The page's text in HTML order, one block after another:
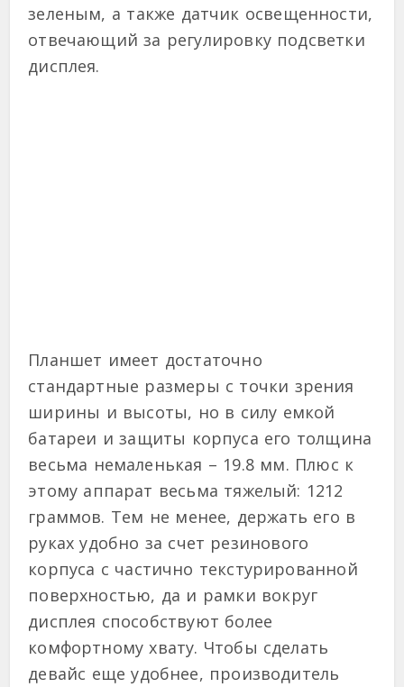
зеленым, а также датчик освещенности,
отвечающий за регулировку подсветки
дисплея.
Планшет имеет достаточно
стандартные размеры с точки зрения
ширины и высоты, но в силу емкой
батареи и защиты корпуса его толщина
весьма немаленькая – 19.8 мм. Плюс к
этому аппарат весьма тяжелый: 1212
граммов. Тем не менее, держать его в
руках удобно за счет резинового
корпуса с частично текстурированной
поверхностью, да и рамки вокруг
дисплея способствуют более
комфортному хвату. Чтобы сделать
девайс еще удобнее, производитель